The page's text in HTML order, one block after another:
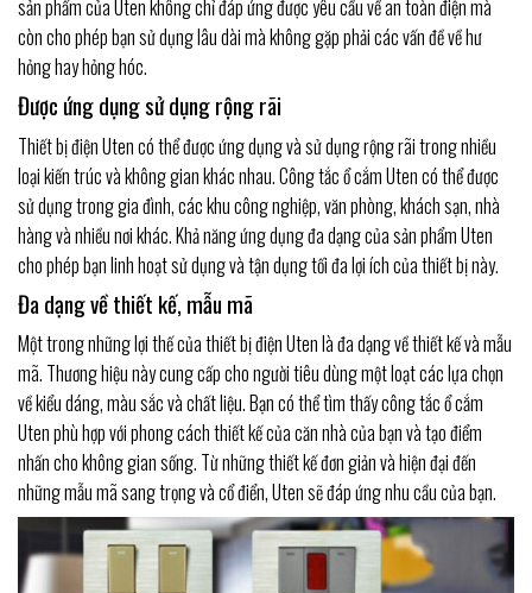
sản phẩm của Uten không chỉ đáp ứng được yêu cầu về an toàn điện mà
còn cho phép bạn sử dụng lâu dài mà không gặp phải các vấn đề về hư
hỏng hay hỏng hóc.
Được ứng dụng sử dụng rộng rãi
Thiết bị điện Uten có thể được ứng dụng và sử dụng rộng rãi trong nhiều
loại kiến trúc và không gian khác nhau. Công tắc ổ cắm Uten có thể được
sử dụng trong gia đình, các khu công nghiệp, văn phòng, khách sạn, nhà
hàng và nhiều nơi khác. Khả năng ứng dụng đa dạng của sản phẩm Uten
cho phép bạn linh hoạt sử dụng và tận dụng tối đa lợi ích của thiết bị này.
Đa dạng về thiết kế, mẫu mã
Một trong những lợi thế của thiết bị điện Uten là đa dạng về thiết kế và mẫu
mã. Thương hiệu này cung cấp cho người tiêu dùng một loạt các lựa chọn
về kiểu dáng, màu sắc và chất liệu. Bạn có thể tìm thấy công tắc ổ cắm
Uten phù hợp với phong cách thiết kế của căn nhà của bạn và tạo điểm
nhấn cho không gian sống. Từ những thiết kế đơn giản và hiện đại đến
những mẫu mã sang trọng và cổ điển, Uten sẽ đáp ứng nhu cầu của bạn.